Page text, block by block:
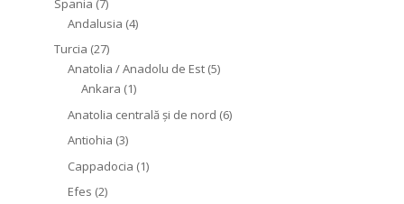
Andalusia (4)
Turcia (27)
Anatolia / Anadolu de Est(5)
Ankara (1)
Anatolia centrală și de nord (6)
Antiohia (3)
Cappadocia (1)
Efes (2)